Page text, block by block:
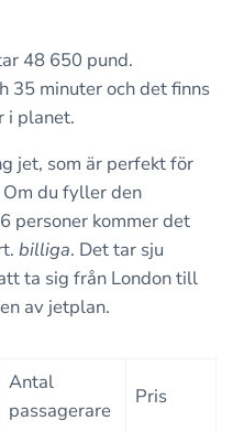
48 650 pund.
35 minuter och det finns
i planet.
jet, som är perfekt för
du fyller den
personer kommer det
billiga. Det tar sju
ta sig från London till
av jetplan.
Antal
passagerare
Pris